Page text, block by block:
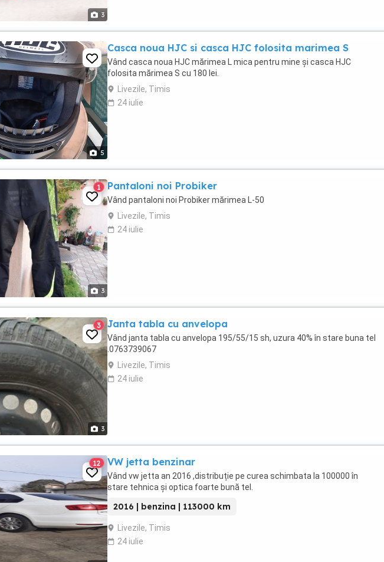
3
5
Casca noua HJC si casca HJC folosita marimea S
Vând casca noua HJC mărimea L mica pentru mine și casca HJC
folosita mărimea S cu 180 lei.
Livezile, Timis
24 iulie
3
1 Pantaloni noi Probiker
Vând pantaloni noi Probiker mărimea L-50
Livezile, Timis
24 iulie
3
3 Janta tabla cu anvelopa
Vând janta tabla cu anvelopa 195/55/15 sh, uzura 40% în stare buna tel
.0763739067
Livezile, Timis
24 iulie
12 VW jetta benzinar
Vând vw jetta an 2016 ,distribuție pe curea schimbata la 100000 în
stare tehnica și optica foarte bună tel.
2016 | benzina | 113000 km
Livezile, Timis
24 iulie